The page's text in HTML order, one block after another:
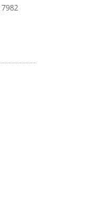
7982